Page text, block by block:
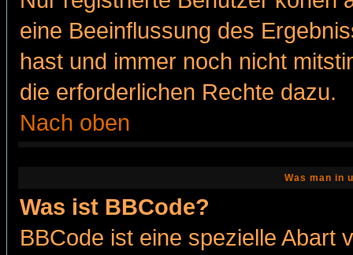
eine Beeinflussung des
hast und immer noch nicht
die erforderlichen Rechte dazu.
Nach oben
Was man in
Was ist BBCode?
BBCode ist eine spezielle Abart